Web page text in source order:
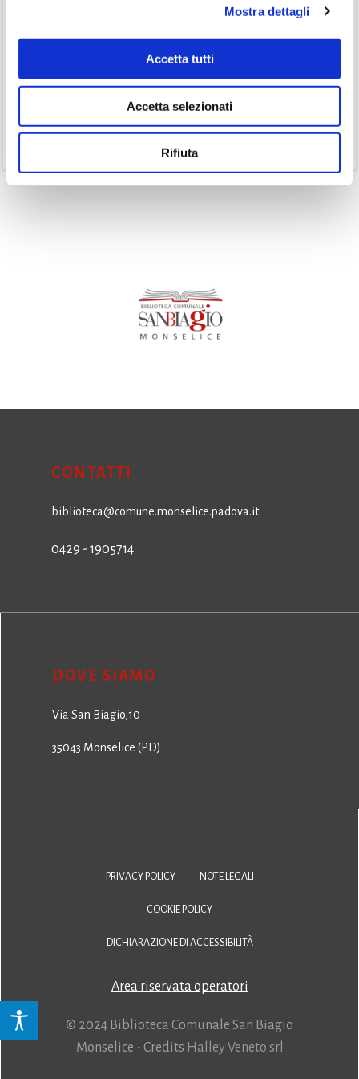
Mostra dettagli
Accetta tutti
Accetta selezionati
Rifiuta
Laboratorio(35)
(14)
CONTATTI
biblioteca@comune.monselice.padova.it
0429 - 1905714
DOVE SIAMO
Via San Biagio,10
35043 Monselice (PD)
PRIVACY POLICY NOTE LEGALI
COOKIE POLICY
DICHIARAZIONE DI ACCESSIBILITÀ
Area riservata operatori
© 2024 Biblioteca Comunale San Biagio
Monselice - Credits Halley Veneto srl